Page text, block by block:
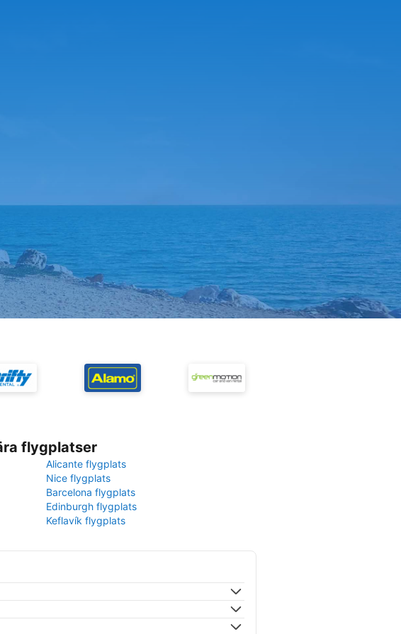
flygplatser
Alicante flygplats
Nice flygplats
Barcelona flygplats
Edinburgh flygplats
Keflavík flygplats